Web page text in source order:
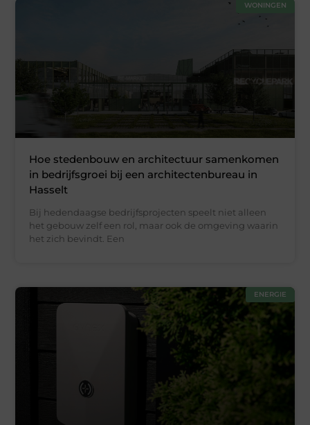
WONINGEN
Hoe stedenbouw en architectuur samenkomen
in bedrijfsgroei bij een architectenbureau in
Hasselt
Bij hedendaagse bedrijfsprojecten speelt niet alleen
het gebouw zelf een rol, maar ook de omgeving waarin
het zich bevindt. Een
ENERGIE